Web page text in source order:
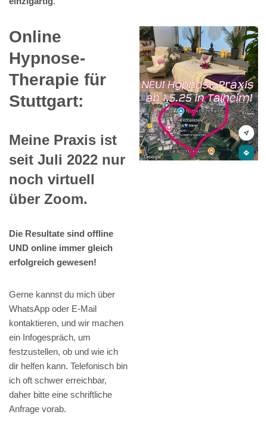
Online
Hypnose-
Therapie für
Stuttgart:
Meine Praxis ist
seit Juli 2022 nur
noch virtuell
über Zoom.
Die Resultate sind offline
UND online immer gleich
erfolgreich gewesen!
Gerne kannst du mich über
WhatsApp oder E-Mail
kontaktieren, und wir machen
ein Infogespräch, um
festzustellen, ob und wie ich
dir helfen kann. Telefonisch bin
ich oft schwer erreichbar,
daher bitte eine schriftliche
Anfrage vorab.